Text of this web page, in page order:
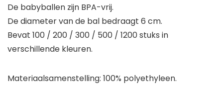
De babyballen zijn BPA-vrij.
De diameter van de bal bedraagt 6 cm.
Bevat 100 / 200 / 300 / 500 / 1200 stuks in
verschillende kleuren.
Materiaalsamenstelling: 100% polyethyleen.